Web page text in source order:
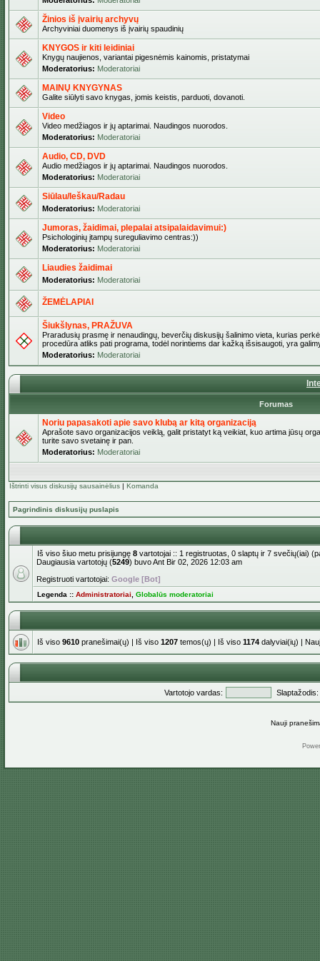
Žinios iš įvairių archyvų
Archyviniai duomenys iš įvairių spaudinių
KNYGOS ir kiti leidiniai
Knygų naujienos, variantai pigesnėmis kainomis, pristatymai
Moderatorius: Moderatoriai
MAINŲ KNYGYNAS
Galite siūlyti savo knygas, jomis keistis, parduoti, dovanoti.
Video
Video medžiagos ir jų aptarimai. Naudingos nuorodos.
Moderatorius: Moderatoriai
Audio, CD, DVD
Audio medžiagos ir jų aptarimai. Naudingos nuorodos.
Moderatorius: Moderatoriai
Siūlau/Ieškau/Radau
Moderatorius: Moderatoriai
Jumoras, žaidimai, plepalai atsipalaidavimui:)
Psichologinių įtampų sureguliavimo centras:))
Moderatorius: Moderatoriai
Liaudies žaidimai
Moderatorius: Moderatoriai
ŽEMĖLAPIAI
Šiukšlynas, PRAŽUVA
Praradusių prasmę ir nenaudingų, beverčių diskusijų šalinimo vieta, kurias
procedūra atliks pati programa, todėl norintiems dar kažką išsisaugoti, yra
Moderatorius: Moderatoriai
Forumas
Noriu papasakoti apie savo klubą ar kitą organizaciją
Aprašote savo organizacijos veiklą, galit pristatyt ką veikiat, kuo artima jūsų
turite savo svetainę ir pan.
Moderatorius: Moderatoriai
Ištrinti visus diskusijų sausainėlius | Komanda
Pagrindinis diskusijų puslapis
Iš viso šiuo metu prisijungę 8 vartotojai :: 1 registruotas, 0 slaptų ir 7 svečių(iai)
Daugiausia vartotojų (5249) buvo Ant Bir 02, 2026 12:03 am
Registruoti vartotojai: Google [Bot]
Legenda :: Administratoriai Globalūs moderatoriai
Iš viso 9610 pranešimai(ų) | Iš viso 1207 temos(ų) | Iš viso 1174 dalyviai(ių) |
Vartotojo vardas: Slaptažodis:
Nauji